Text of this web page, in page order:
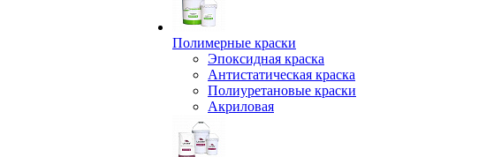
Полимерные краски
Эпоксидная краска
Антистатическая краска
Полиуретановые краски
Акриловая